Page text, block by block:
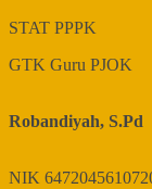
STAT PPPK
GTK Guru PJOK
Robandiyah, S.Pd
NIK